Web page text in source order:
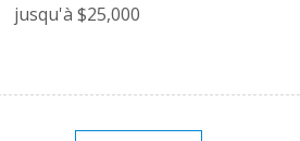
jusqu'à $25,000